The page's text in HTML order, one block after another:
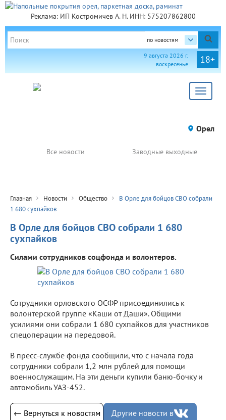
Реклама: ИП Костромичев А. Н. ИНН: 575207862800
по новостям
18+
9 августа 2026 г.
воскресенье
Toggle
Орел
Все новости Заводные выходные
Главная Новости Общество
В Орле для бойцов СВО собрали
1 680 сухпайков
В Орле для бойцов СВО собрали 1 680
сухпайков
Силами сотрудников соцфонда и волонтеров.
Сотрудники орловского ОСФР присоединились к
волонтерской группе «Каши от Даши». Общими
усилиями они собрали 1 680 сухпайков для участников
спецоперации на передовой.
В пресс-службе фонда сообщили, что с начала года
сотрудники собрали 1,2 млн рублей для помощи
военнослужащим. На эти деньги купили баню-бочку и
автомобиль УАЗ-452.
← Вернуться к новостям Другие новости в